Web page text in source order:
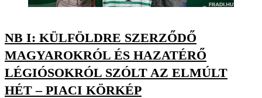
NB I: KÜLFÖLDRE SZERZŐDŐ
MAGYAROKRÓL ÉS HAZATÉRŐ
LÉGIÓSOKRÓL SZÓLT AZ ELMÚLT
HÉT – PIACI KÖRKÉP